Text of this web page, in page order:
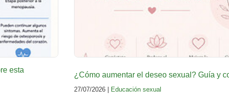
esta
¿Cómo aumentar el deseo sexual? Guía y
27/07/2026 | Educación sexual